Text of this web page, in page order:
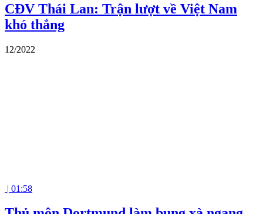
CĐV Thái Lan: Trận lượt về Việt Nam
khó thắng
12/2022
| 01:58